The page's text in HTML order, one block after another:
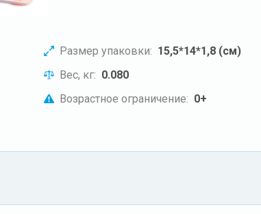
Размер упаковки: 15,5*14*1,8 (см)
Вес, кг: 0.080
Возрастное ограничение: 0+